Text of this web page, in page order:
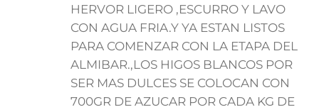
HERVOR LIGERO ,ESCURRO Y LAVO
CON AGUA FRIA.Y YA ESTAN LISTOS
PARA COMENZAR CON LA ETAPA DEL
ALMIBAR.,LOS HIGOS BLANCOS POR
SER MAS DULCES SE COLOCAN CON
700GR DE AZUCAR POR CADA KG DE